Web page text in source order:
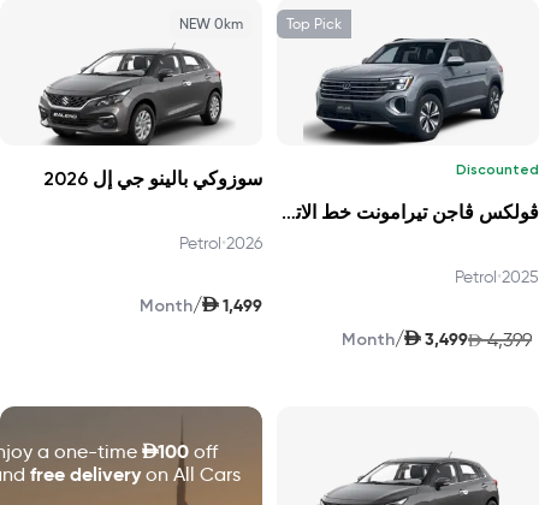
Top Pick
Discounted
ڤولكس ڤاجن تيرامونت خط الاتجاه 2025
2025
•
Petrol
AED 4,399
AED 3,499
/
Month
NEW 0km
سوزوكي بالينو جي إل 2026
2026
•
Petrol
AED 1,499
/
Month
a one-time D100 off
free deliveryon All Cars!